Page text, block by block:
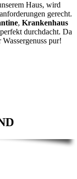
Haus, wird
gerecht.
,Krankenhaus
durchdacht. Da
pur!